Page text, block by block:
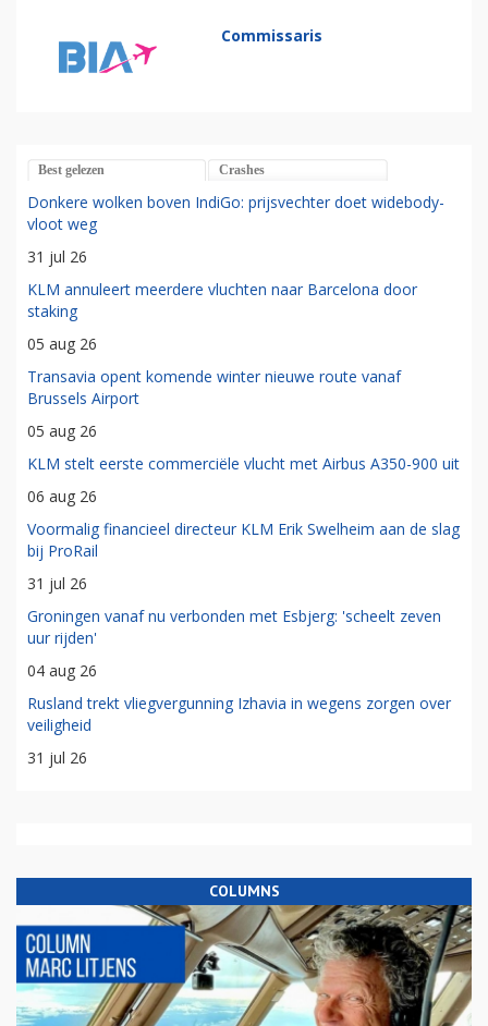
Commissaris
Best gelezen Crashes
Donkere wolken boven IndiGo: prijsvechter doet widebody-
vloot weg
31 jul 26
KLM annuleert meerdere vluchten naar Barcelona door
staking
05 aug 26
Transavia opent komende winter nieuwe route vanaf
Brussels Airport
05 aug 26
KLM stelt eerste commerciële vlucht met Airbus A350-900 uit
06 aug 26
Voormalig financieel directeur KLM Erik Swelheim aan de slag
bij ProRail
31 jul 26
Groningen vanaf nu verbonden met Esbjerg: 'scheelt zeven
uur rijden'
04 aug 26
Rusland trekt vliegvergunning Izhavia in wegens zorgen over
veiligheid
31 jul 26
COLUMNS